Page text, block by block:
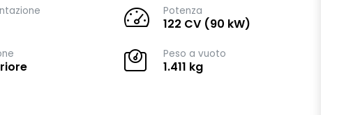
Potenza
122 CV (90 kW)
Peso a vuoto
1.411 kg